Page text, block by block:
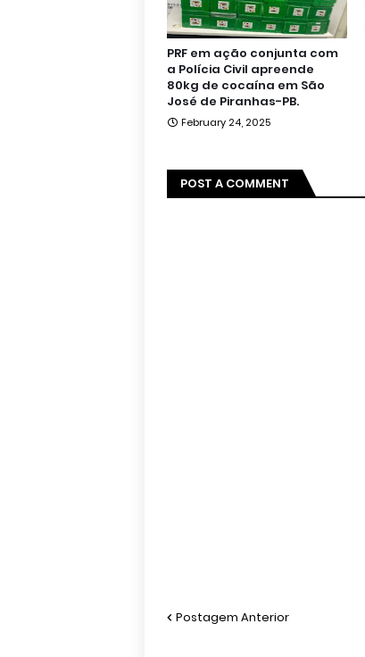
PRF em ação conjunta com
a Polícia Civil apreende
80kg de cocaína em São
José de Piranhas-PB.
February 24, 2025
POST A COMMENT
Postagem Anterior